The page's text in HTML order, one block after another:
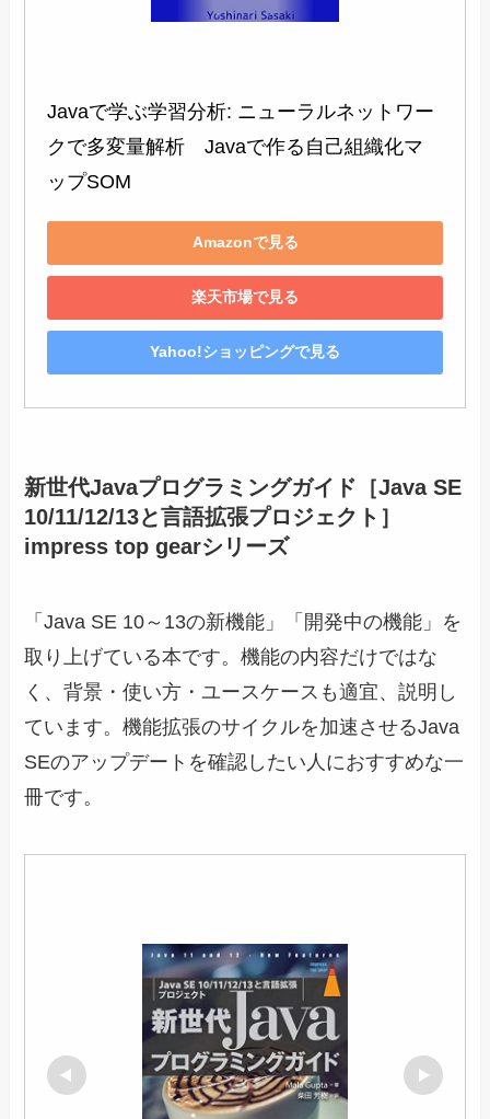
Javaで学ぶ学習分析: ニューラルネットワー
クで多変量解析　Javaで作る自己組織化マ
ップSOM
Amazonで見る
楽天市場で見る
Yahoo!ショッピングで見る
新世代Javaプログラミングガイド［Java SE
10/11/12/13と言語拡張プロジェクト］
impress top gearシリーズ
「Java SE 10～13の新機能」「開発中の機能」を
取り上げている本です。機能の内容だけではな
く、背景・使い方・ユースケースも適宜、説明し
ています。機能拡張のサイクルを加速させるJava
SEのアップデートを確認したい人におすすめな一
冊です。